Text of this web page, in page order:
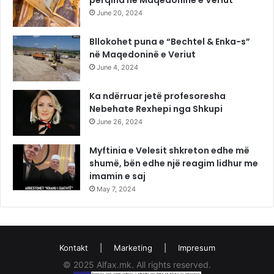
June 20, 2024
Bllokohet puna e “Bechtel & Enka-s”
në Maqedoninë e Veriut
June 4, 2024
Ka ndërruar jetë profesoresha
Nebehate Rexhepi nga Shkupi
June 26, 2024
Myftinia e Velesit shkreton edhe më
shumë, bën edhe një reagim lidhur me
imamin e saj
May 7, 2024
Kontakt Marketing Impresum
© 2025 Alfax.mk. All rights reserved.